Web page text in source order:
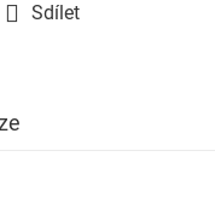
Sdílet